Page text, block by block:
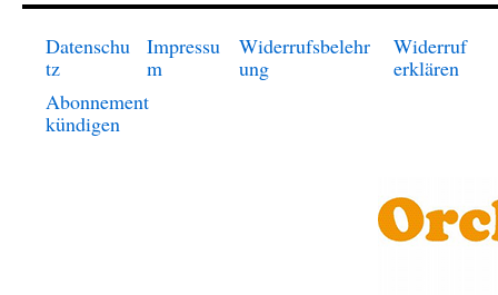
Datenschu
tz
Impressu
m
Widerrufsbelehr
ung
Widerruf
erklären
Abonnement
kündigen